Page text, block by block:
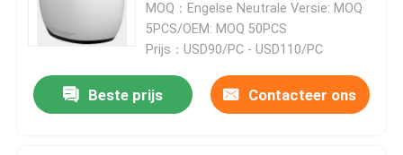
Contacteer ons
Nieuws
MOQ：Engelse Neutrale Versie: MOQ
5PCS/OEM: MOQ 50PCS
Prijs：USD90/PC - USD110/PC
Beste prijs Contacteer ons